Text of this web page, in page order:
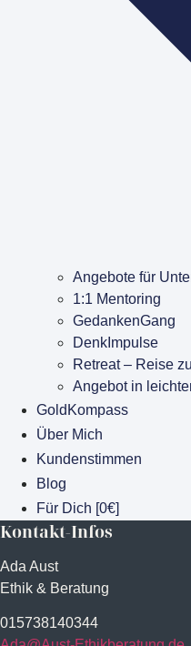
Angebote für
1:1 Mentoring
GedankenGang
DenkImpulse
Retreat – Reise
Angebot in
GoldKompass
Über Mich
Kundenstimmen
Blog
Für Dich [0€]
Kontakt-Infos
Ada Aust
Ethik & Beratung
015738140344